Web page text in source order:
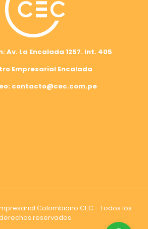
Encalada 1257. Int. 405
Encalada
Colombiano CEC - Todos los
reservados